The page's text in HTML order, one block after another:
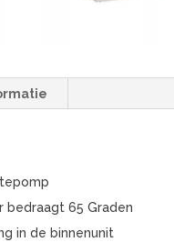
bedraagt 65 Graden
in de binnenunit